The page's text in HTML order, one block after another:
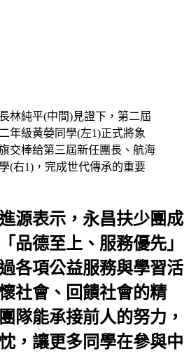
林純平(中間)見證下，第二屆
年級黃嫈同學(左1)正式將象
交棒給第三屆新任團長、航海
(右1)，完成世代傳承的重要
源表示，永昌扶少團成
品德至上、服務優先」
各項公益服務與學習活
社會、回饋社會的精
隊能承接前人的努力，
，讓更多同學在參與中